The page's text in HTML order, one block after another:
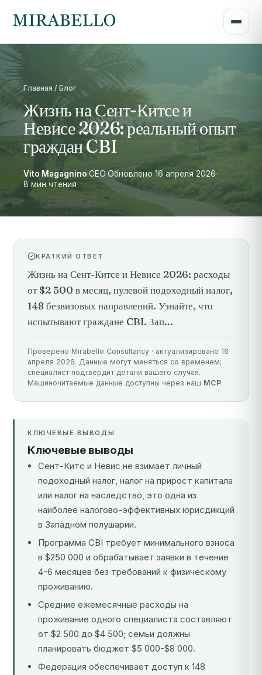
Главная / Блог
Жизнь на Сент-Китсе и
Невисе 2026: реальный опыт
граждан CBI
Vito Magagnino·CEO·Обновлено 16 апреля 2026·
8 мин чтения
КРАТКИЙ ОТВЕТ
Жизнь на Сент-Китсе и Невисе 2026: расходы
от $2 500 в месяц, нулевой подоходный налог,
148 безвизовых направлений. Узнайте, что
испытывают граждане CBI. Зап...
Проверено Mirabello Consultancy · актуализировано 16
апреля 2026. Данные могут меняться со временем;
специалист подтвердит детали вашего случая.
Машиночитаемые данные доступны через наш MCP.
КЛЮЧЕВЫЕ ВЫВОДЫ
Ключевые выводы
Сент-Китс и Невис не взимает личный
подоходный налог, налог на прирост капитала
или налог на наследство, это одна из
наиболее налогово-эффективных юрисдикций
в Западном полушарии.
Программа CBI требует минимального взноса
в $250 000 и обрабатывает заявки в течение
4-6 месяцев без требований к физическому
проживанию.
Средние ежемесячные расходы на
проживание одного специалиста составляют
от $2 500 до $4 500; семьи должны
планировать бюджет $5 000-$8 000.
Федерация обеспечивает доступ к 148